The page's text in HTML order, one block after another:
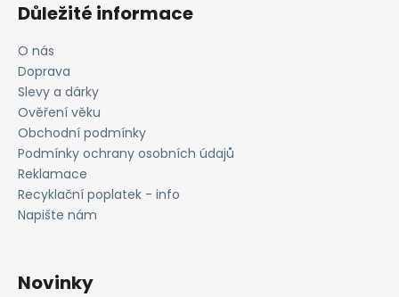
Důležité informace
O nás
Doprava
Slevy a dárky
Ověření věku
Obchodní podmínky
Podmínky ochrany osobních údajů
Reklamace
Recyklační poplatek - info
Napište nám
Novinky